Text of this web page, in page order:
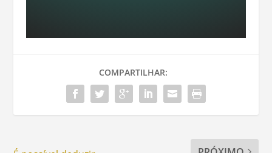
COMPARTILHAR: